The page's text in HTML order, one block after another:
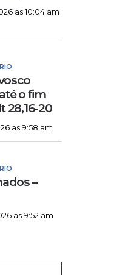
as 10:04 am
o fim
28,16-20
as 9:58 am
–
as 9:52 am